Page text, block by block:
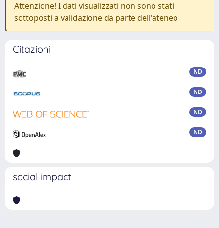
Attenzione! I dati visualizzati non sono stati
sottoposti a validazione da parte dell'ateneo
Citazioni
ND
ND
ND
ND
social impact